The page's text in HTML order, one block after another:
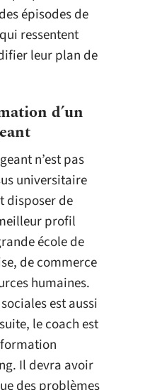
épisodes de
ressentent
leur plan de
d’un
n’est pas
universitaire
disposer de
profil
école de
de commerce
humaines.
est aussi
le coach est
Il devra avoir
des problèmes